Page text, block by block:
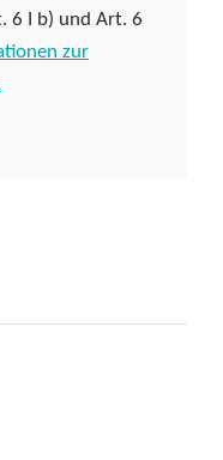
6 I b) und Art. 6
zur